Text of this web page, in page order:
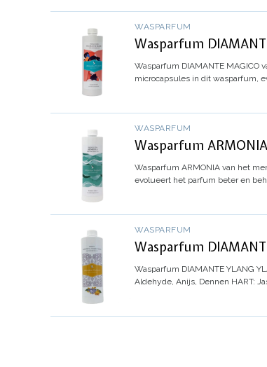
WASPARFUM
Wasparfum
Wasparfum DIAMANTE MAGICO
microcapsules in dit wasparfum,
WASPARFUM
Wasparfum
Wasparfum ARMONIA van het
evolueert het parfum beter en
WASPARFUM
Wasparfum
Wasparfum DIAMANTE YLANG
Aldehyde, Anijs, Dennen HART: